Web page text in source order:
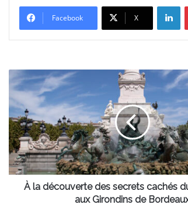
Facebook X
la
découverte
secrets
cachés
du
Monument
aux
Girondins
À la découverte des secrets cachés
aux Girondins de